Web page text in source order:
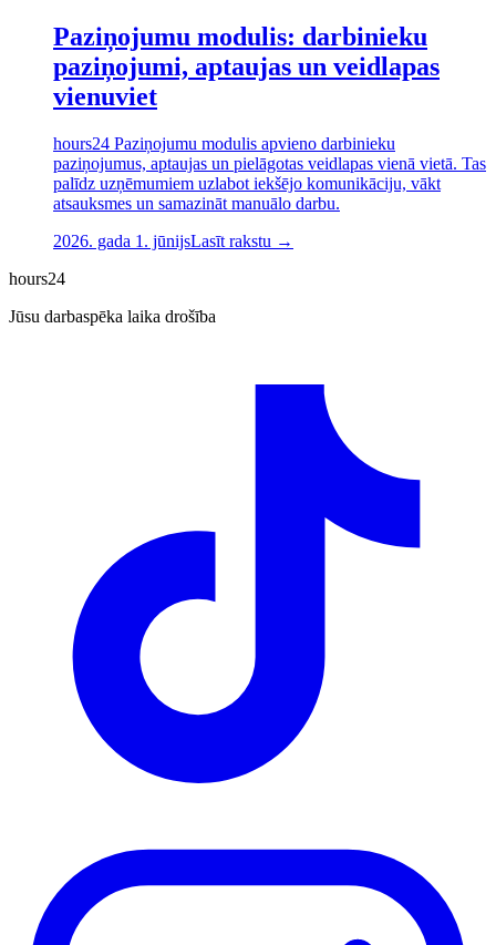
Paziņojumu modulis: darbinieku
paziņojumi, aptaujas un veidlapas
vienuviet
hours24 Paziņojumu modulis apvieno darbinieku
paziņojumus, aptaujas un pielāgotas veidlapas vienā vietā. Tas
palīdz uzņēmumiem uzlabot iekšējo komunikāciju, vākt
atsauksmes un samazināt manuālo darbu.
2026. gada 1. jūnijsLasīt rakstu →
hours24
Jūsu darbaspēka laika drošība